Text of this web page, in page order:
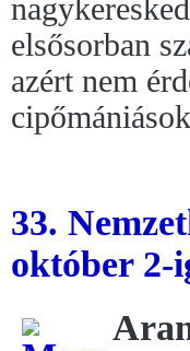
elsősorban
azért nem
33.
október 2-